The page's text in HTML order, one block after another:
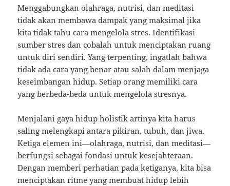
Menggabungkan olahraga, nutrisi, dan meditasi
tidak akan membawa dampak yang maksimal jika
kita tidak tahu cara mengelola stres. Identifikasi
sumber stres dan cobalah untuk menciptakan ruang
untuk diri sendiri. Yang terpenting, ingatlah bahwa
tidak ada cara yang benar atau salah dalam menjaga
keseimbangan hidup. Setiap orang memiliki cara
yang berbeda-beda untuk mengelola stresnya.
Menjalani gaya hidup holistik artinya kita harus
saling melengkapi antara pikiran, tubuh, dan jiwa.
Ketiga elemen ini—olahraga, nutrisi, dan meditasi—
berfungsi sebagai fondasi untuk kesejahteraan.
Dengan memberi perhatian pada ketiganya, kita bisa
menciptakan ritme yang membuat hidup lebih